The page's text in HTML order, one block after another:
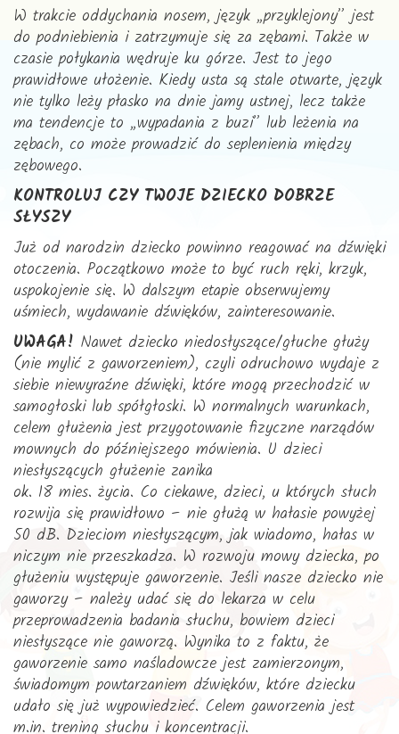
W trakcie oddychania nosem, język „przyklejony” jest
do podniebienia i zatrzymuje się za zębami. Także w
czasie połykania wędruje ku górze. Jest to jego
prawidłowe ułożenie. Kiedy usta są stale otwarte, język
nie tylko leży płasko na dnie jamy ustnej, lecz także
ma tendencje to „wypadania z buzi” lub leżenia na
zębach, co może prowadzić do seplenienia między
zębowego.
KONTROLUJ CZY TWOJE DZIECKO DOBRZE
SŁYSZY
Już od narodzin dziecko powinno reagować na dźwięki
otoczenia. Początkowo może to być ruch ręki, krzyk,
uspokojenie się. W dalszym etapie obserwujemy
uśmiech, wydawanie dźwięków, zainteresowanie.
UWAGA! Nawet dziecko niedosłyszące/głuche głuży
(nie mylić z gaworzeniem), czyli odruchowo wydaje z
siebie niewyraźne dźwięki, które mogą przechodzić w
samogłoski lub spółgłoski. W normalnych warunkach,
celem głużenia jest przygotowanie fizyczne narządów
mownych do późniejszego mówienia. U dzieci
niesłyszących głużenie zanika
ok. 18 mies. życia. Co ciekawe, dzieci, u których słuch
rozwija się prawidłowo – nie głużą w hałasie powyżej
50 dB. Dzieciom niesłyszącym, jak wiadomo, hałas w
niczym nie przeszkadza. W rozwoju mowy dziecka, po
głużeniu występuje gaworzenie. Jeśli nasze dziecko nie
gaworzy – należy udać się do lekarza w celu
przeprowadzenia badania słuchu, bowiem dzieci
niesłyszące nie gaworzą. Wynika to z faktu, że
gaworzenie samo naśladowcze jest zamierzonym,
świadomym powtarzaniem dźwięków, które dziecku
udało się już wypowiedzieć. Celem gaworzenia jest
m.in. trening słuchu i koncentracji.